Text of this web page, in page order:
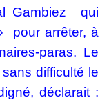
Gambiez
qui
pour arrêter, à
paras. Le
difficulté le
déclarait :